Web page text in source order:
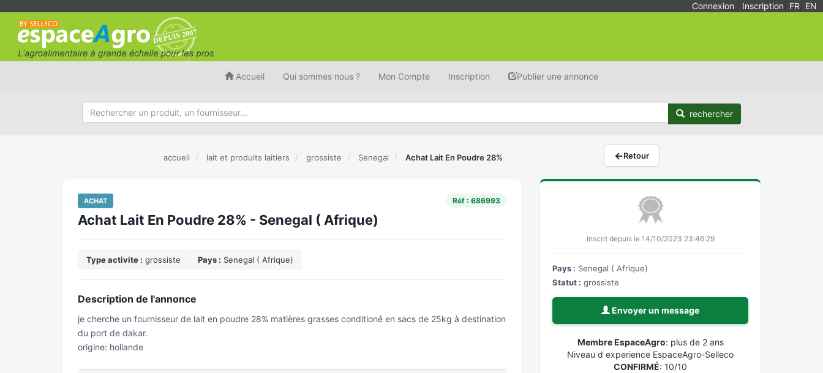
Connexion Inscription FR EN
Accueil Qui sommes nous ? Mon Compte Inscription Publier une annonce
rechercher
accueil lait et produits laitiers grossiste Senegal Achat Lait En Poudre 28% ←Retour
ACHAT Réf : 686993
Achat Lait En Poudre 28% - Senegal ( Afrique)
Type activite : grossiste Pays : Senegal ( Afrique)
Description de l'annonce
je cherche un fournisseur de lait en poudre 28% matières grasses conditioné en sacs de 25kg à destination
du port de dakar.
origine: hollande
Inscrit depuis le 14/10/2023 23:46:29
Pays : Senegal ( Afrique)
Statut : grossiste
Envoyer un message
Membre EspaceAgro: plus de 2 ans
Niveau d experience EspaceAgro-Selleco
CONFIRMÉ: 10/10